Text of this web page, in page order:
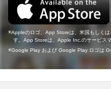
Appleのロゴ、App Storeは、米国もしく
す。App Storeは、Apple Inc.のサービスマ
Google Play および Google Play ロゴは